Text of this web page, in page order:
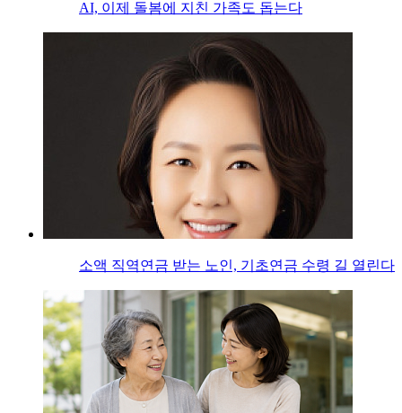
AI, 이제 돌봄에 지친 가족도 돕는다
소액 직역연금 받는 노인, 기초연금 수령 길 열린다